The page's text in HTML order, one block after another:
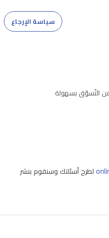
سياسة الإرجاع
من التّسوّق بسهولة
لطرح أسئلتك وسنقوم بنشر